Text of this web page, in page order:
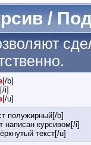
/
[/b]
[/i]
[/u]
полужирный[/b]
написан курсивом[/i]
текст[/u]